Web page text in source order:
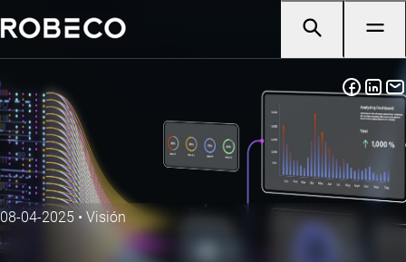
08-04-2025 • Visión